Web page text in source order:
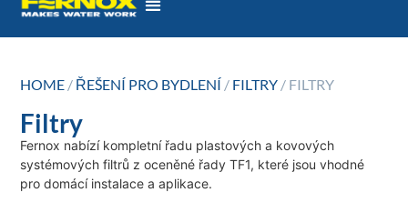
HOME / ŘEŠENÍ PRO BYDLENÍ / FILTRY / FILTRY
Filtry
Fernox nabízí kompletní řadu plastových a kovových
systémových filtrů z oceněné řady TF1, které jsou vhodné
pro domácí instalace a aplikace.